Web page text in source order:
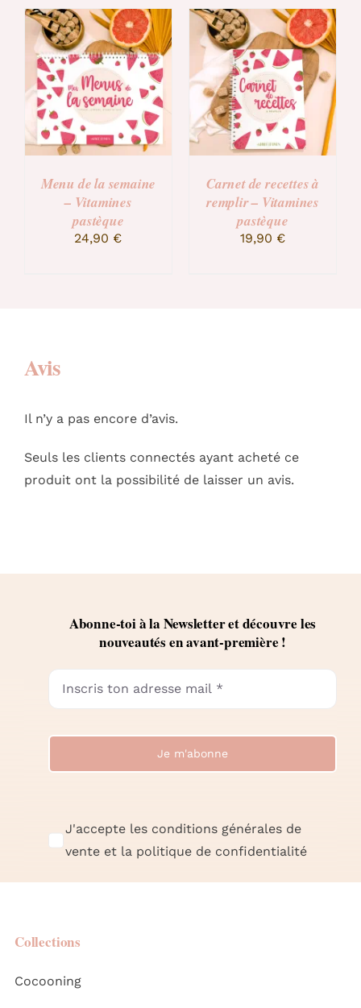
Menu de la semaine
– Vitamines pêche
24,90€
Menu de la semaine
– Vitamines
pastèque
24,90€
Avis
Il n’y a pas encore d’avis.
Seuls les clients connectés ayant acheté ce
produit ont la possibilité de laisser un avis.
Abonne-toi à la Newsletter et découvre les
nouveautés en avant-première !
Je m'abonne
J'accepte les conditions générales de
vente et la politique de confidentialité
Collections
Cocooning